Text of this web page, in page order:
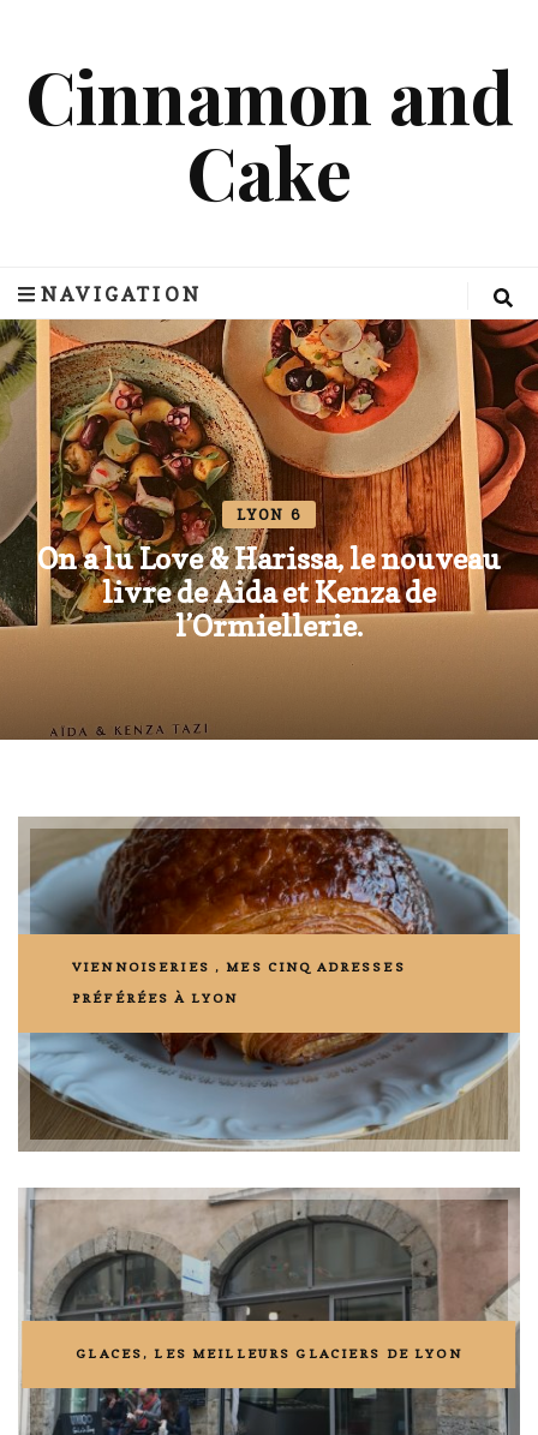
Cinnamon and
Cake
NAVIGATION
LYON 6
On a lu Love & Harissa, le nouveau
livre de Aida et Kenza de
l’Ormiellerie.
VIENNOISERIES , MES CINQ ADRESSES
PRÉFÉRÉES À LYON
GLACES, LES MEILLEURS GLACIERS DE LYON